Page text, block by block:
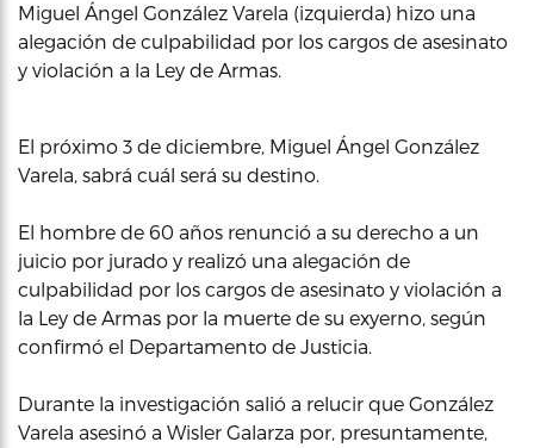
Miguel Ángel González Varela (izquierda) hizo una
alegación de culpabilidad por los cargos de asesinato
y violación a la Ley de Armas.
El próximo 3 de diciembre, Miguel Ángel González
Varela, sabrá cuál será su destino.
El hombre de 60 años renunció a su derecho a un
juicio por jurado y realizó una alegación de
culpabilidad por los cargos de asesinato y violación a
la Ley de Armas por la muerte de su exyerno, según
confirmó el Departamento de Justicia.
Durante la investigación salió a relucir que González
Varela asesinó a Wisler Galarza por, presuntamente,